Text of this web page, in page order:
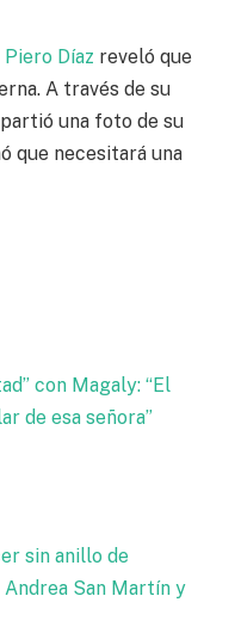
Piero Díaz reveló que
A través de su
una foto de su
que necesitará una
con Magaly: “El
de esa señora”
sin anillo de
San Martín y